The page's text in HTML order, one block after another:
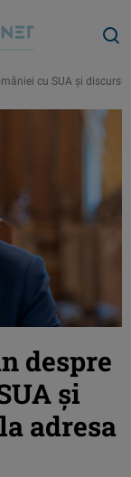
cu SUA şi
despre
şi
adresa